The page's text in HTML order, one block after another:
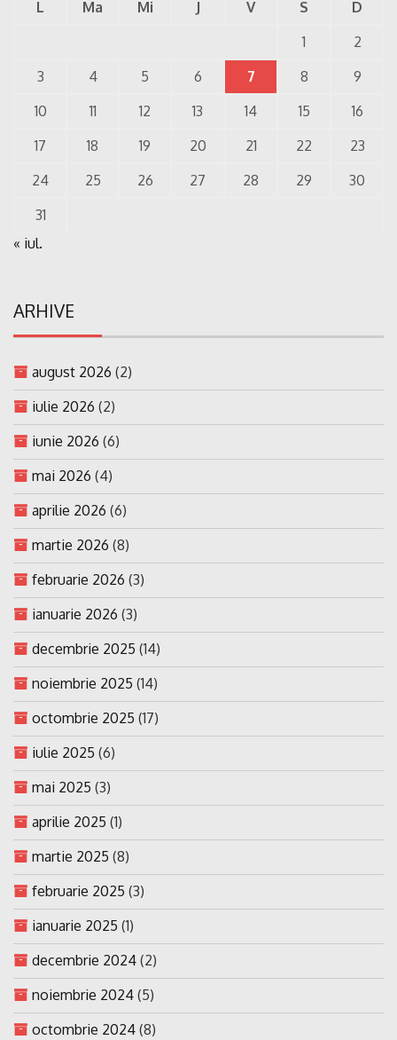
L Ma Mi J V S
D
1
2
3
4 5 6 7 8
9
10
11 12 13 14 15
16
17
18 19 20 21 22
23
24
25 26 27 28 29
30
31
« iul.
ARHIVE
august 2026 (2)
iulie 2026 (2)
iunie 2026 (6)
mai 2026 (4)
aprilie 2026 (6)
martie 2026 (8)
februarie 2026 (3)
ianuarie 2026 (3)
decembrie 2025 (14)
noiembrie 2025 (14)
octombrie 2025 (17)
iulie 2025 (6)
mai 2025 (3)
aprilie 2025 (1)
martie 2025 (8)
februarie 2025 (3)
ianuarie 2025 (1)
decembrie 2024 (2)
noiembrie 2024 (5)
octombrie 2024 (8)